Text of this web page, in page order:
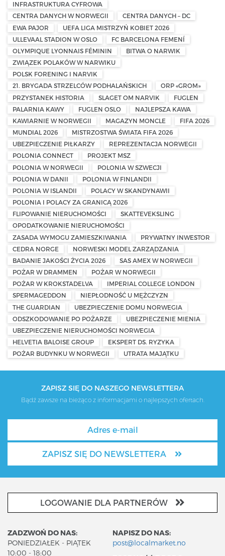
INFRASTRUKTURA CYFROWA
CENTRA DANYCH W NORWEGII
CENTRA DANYCH – DC
EWA PAJOR
UEFA LIGA MISTRZYŃ KOBIET 2026
ULLEVAAL STADION W OSLO
FC BARCELONA FEMENÍ
OLYMPIQUE LYONNAIS FÉMININ
BITWA O NARWIK
ZWIĄZEK POLAKÓW W NARWIKU
POLSK FORENING I NARVIK
21. BRYGADA STRZELCÓW PODHALAŃSKICH
ORP «GROM»
PRZYSTANEK HISTORIA
SLAGET OM NARVIK
FUGLEN
PALARNIA KAWY
FUGLEN OSLO
NAJLEPSZA KAWA
KAWIARNIE W NORWEGII
MAGAZYN MONCLE
FIFA 2026
MUNDIAL 2026
MISTRZOSTWA ŚWIATA FIFA 2026
UBEZPIECZENIE PIŁKARZY
REPREZENTACJA NORWEGII
POLONIA CONNECT
PROJEKT MSZ
POLONIA W NORWEGII
POLONIA W SZWECJI
POLONIA W DANII
POLONIA W FINLANDII
POLONIA W ISLANDII
POLACY W SKANDYNAWII
POLONIA I POLACY ZA GRANICĄ 2026
FLIPOWANIE NIERUCHOMOŚCI
SKATTEVEKSLING
OPODATKOWANIE NIERUCHOMOŚCI
ZASADA WYMOGU ZAMIESZKIWANIA
PRYWATNY INWESTOR
CEDRA NORGE
NORWESKI MODEL ZARZĄDZANIA
BADANIE JAKOŚCI ŻYCIA 2026
SAS AMEX W NORWEGII
POŻAR W DRAMMEN
POŻAR W NORWEGII
POŻAR W KROKSTADELVA
IMPERIAL COLLEGE LONDON
SPERMAGEDDON
NIEPŁODNOŚĆ U MĘŻCZYZN
THE GUARDIAN
UBEZPIECZENIE DOMU NORWEGIA
ODSZKODOWANIE PO POŻARZE
UBEZPIECZENIE MIENIA
UBEZPIECZENIE NIERUCHOMOŚCI NORWEGIA
HELVETIA BALOISE GROUP
EKSPERT DS. RYZYKA
POŻAR BUDYNKU W NORWEGII
UTRATA MAJĄTKU
ZAPISZ SIĘ DO NASZEGO NEWSLETTERA
Bądź zawsze na bieżąco z informacjami o najlepszych ofertach.
ZAPISZ SIĘ DO NEWSLETTERA
LOGOWANIE DLA PARTNERÓW
ZADZWOŃ DO NAS:
PONIEDZIAŁEK - PIĄTEK
10:00 - 18:00
NAPISZ DO NAS:
post@localmarket.no